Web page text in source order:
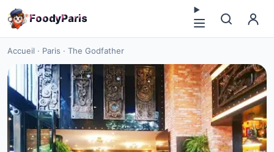
FoodyParis
Accueil · Paris · The Godfather